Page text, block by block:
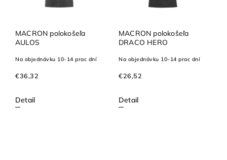
MACRON polokošeľa
AULOS
Na objednávku 10-14 prac dní
€36,32
Detail
MACRON polokošeľa
DRACO HERO
Na objednávku 10-14 prac dní
€26,52
Detail